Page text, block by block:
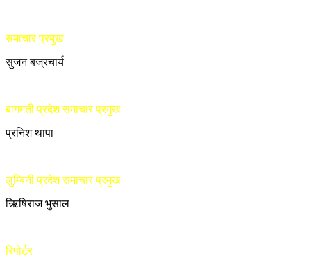
समाचार प्रमुख
सुजन बज्रचार्य
बागमती प्रदेश समाचार प्रमुख
प्रनिश थापा
लुम्बिनी प्रदेश समाचार प्रमुख
ऋिषिराज भुसाल
रिपोर्टर